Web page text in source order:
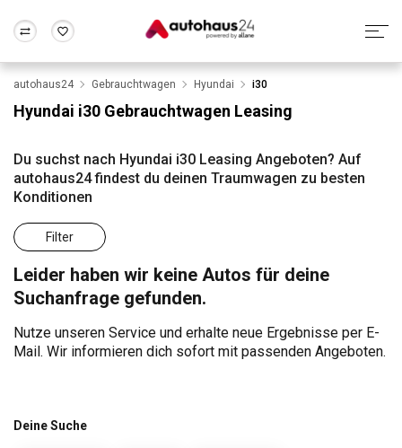
Wir bewerten dein Auto
Alle Fragen & Antworten
Rund um die Inzahlungnahme
Frankfurt Wuppertal
autohaus24 Gebrauchtwagen Hyundai i30
Hyundai i30 Gebrauchtwagen Leasing
Du suchst nach Hyundai i30 Leasing Angeboten? Auf
autohaus24 findest du deinen Traumwagen zu besten
Konditionen
Filter
Leider haben wir keine Autos für deine
Suchanfrage gefunden.
Nutze unseren Service und erhalte neue Ergebnisse per E-
Mail. Wir informieren dich sofort mit passenden Angeboten.
Deine Suche